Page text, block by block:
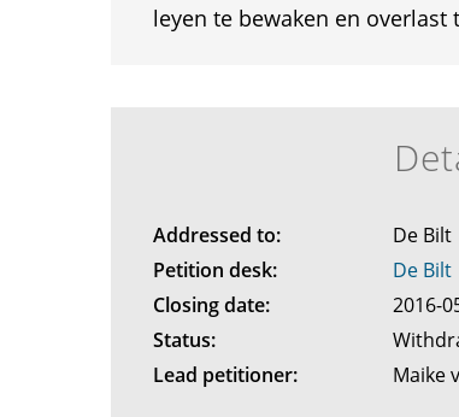
leyen te bewaken en
Addressed to:
De Bilt
Petition desk:
De Bilt
Closing date:
2016-
Status:
Lead petitioner:
Maike